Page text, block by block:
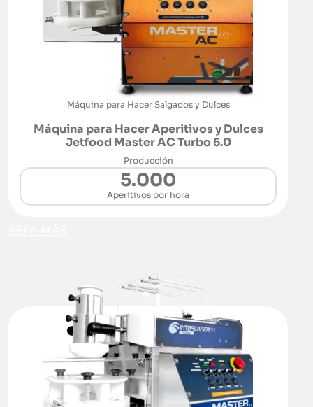
Máquina para Hacer Salgados y Dulces
Máquina para Hacer Aperitivos y Dulces
Jetfood Master AC Turbo 5.0
Producción
5.000
Aperitivos por hora